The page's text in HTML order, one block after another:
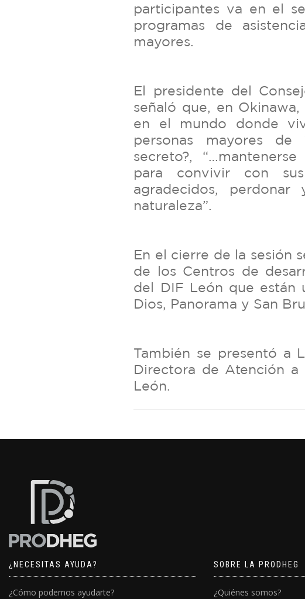
participantes va en el
programas de
mayores.
El presidente del
señaló que, en
en el mundo donde
personas mayores
secreto?,
para convivir con
agradecidos,
naturaleza”.
En el cierre de la sesión
de los Centros de
del DIF León que están
Dios, Panorama y San
También se presentó a
Directora de Atención a
León.
¿NECESITAS AYUDA?
¿Cómo podemos ayudarte?
SOBRE LA PRODHEG
¿Quiénes somos?